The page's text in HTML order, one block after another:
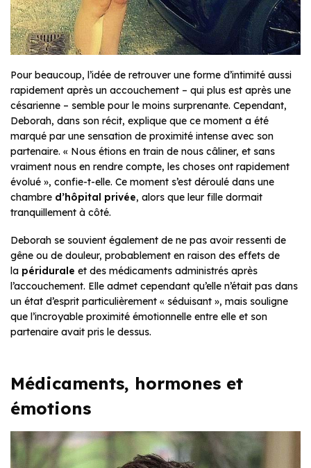
Pour beaucoup, l’idée de retrouver une forme d’intimité aussi
rapidement après un accouchement – qui plus est après une
césarienne – semble pour le moins surprenante. Cependant,
Deborah, dans son récit, explique que ce moment a été
marqué par une sensation de proximité intense avec son
partenaire. « Nous étions en train de nous câliner, et sans
vraiment nous en rendre compte, les choses ont rapidement
évolué », confie-t-elle. Ce moment s’est déroulé dans une
chambre d’hôpital privée, alors que leur fille dormait
tranquillement à côté.
Deborah se souvient également de ne pas avoir ressenti de
gêne ou de douleur, probablement en raison des effets de
la péridurale et des médicaments administrés après
l’accouchement. Elle admet cependant qu’elle n’était pas dans
un état d’esprit particulièrement « séduisant », mais souligne
que l’incroyable proximité émotionnelle entre elle et son
partenaire avait pris le dessus.
Médicaments, hormones et
émotions